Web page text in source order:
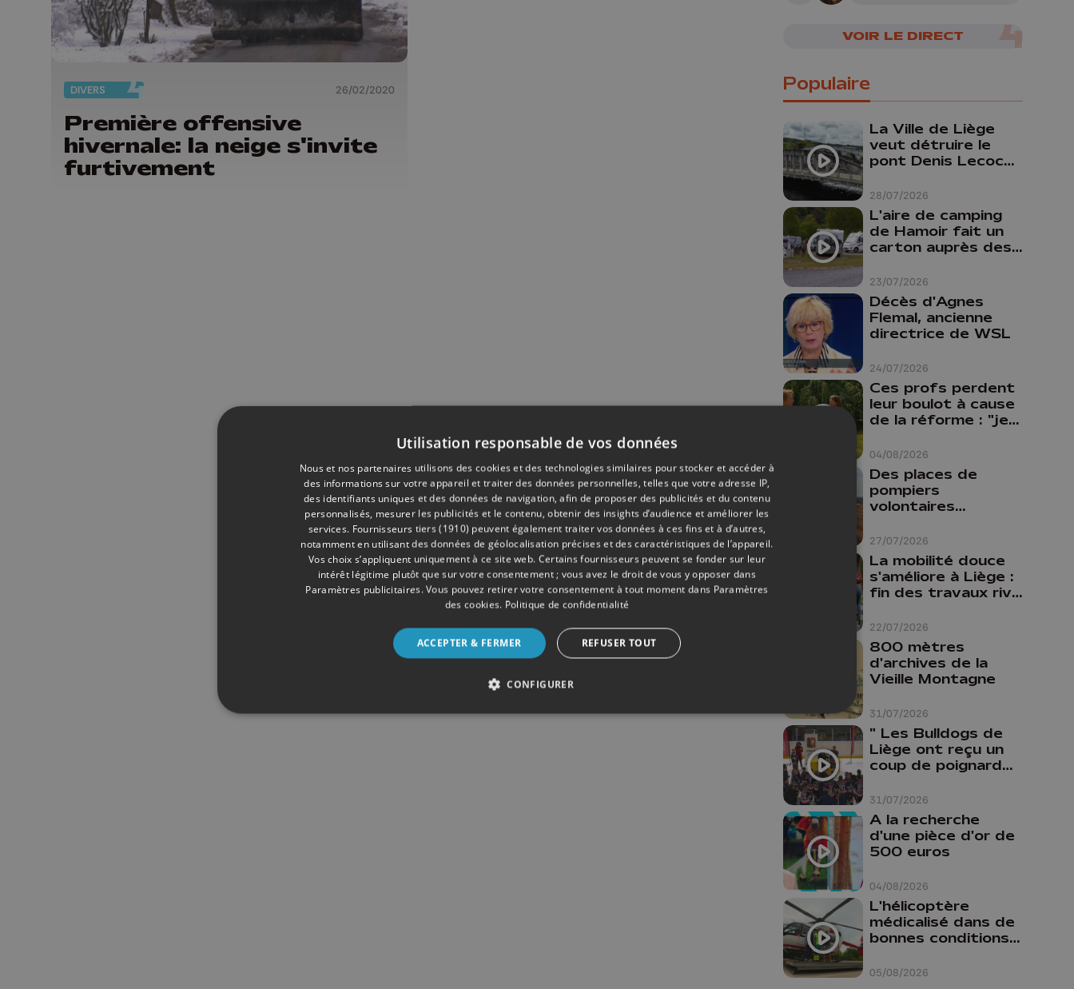
DIVERS 26/02/2020
Première offensive
hivernale: la neige s'invite
furtivement
VOIR LE DIRECT
Populaire
28/07/2026
La Ville de Liège
veut détruire le
pont Denis Lecocq
budget pour le
faire
23/07/2026
L'aire de camping
de Hamoir fait un
carton auprès des
24/07/2026
Décès d'Agnes
Flemal, ancienne
directrice de WSL
04/08/2026
Ces profs perdent
leur boulot à cause
de la réforme : "je
comme prof que
comme
pharmacienne"
27/07/2026
Des places de
pompiers
volontaires
province de Liège :
"Un citoyen qui
n'est formé ne
peut pas nous
aider"
22/07/2026
La mobilité douce
s'améliore à Liège :
fin des travaux rive
cyclo-piétonnes
Avroy et
Guillemins...
31/07/2026
800 mètres
d'archives de la
Vieille Montagne
31/07/2026
" Les Bulldogs de
Liège ont reçu un
coup de poignard
04/08/2026
A la recherche
d'une pièce d'or de
500 euros
05/08/2026
L'hélicoptère
médicalisé dans de
bonnes conditions à
Utilisation responsable de vos données
Nous et nos partenaires utilisons des cookies et des technologies similaires pour stocker et accéder à
des informations sur votre appareil et traiter des données personnelles, telles que votre adresse IP,
des identifiants uniques et des données de navigation, afin de proposer des publicités et du contenu
personnalisés, mesurer les publicités et le contenu, obtenir des insights d’audience et améliorer les
services. Fournisseurs tiers (1910) peuvent également traiter vos données à ces fins et à d’autres,
notamment en utilisant des données de géolocalisation précises et des caractéristiques de l’appareil.
Vos choix s’appliquent uniquement à ce site web. Certains fournisseurs peuvent se fonder sur leur
intérêt légitime plutôt que sur votre consentement ; vous avez le droit de vous y opposer dans
Paramètres publicitaires. Vous pouvez retirer votre consentement à tout moment dans Paramètres
des cookies. Politique de confidentialité
ACCEPTER & FERMER REFUSER TOUT
CONFIGURER